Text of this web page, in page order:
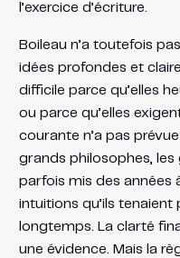
l’exercice d’écriture.
Boileau n’a toutefois
idées profondes et
difficile parce qu’elles
ou parce qu’elles
courante n’a pas
grands philosophes,
parfois mis des années
intuitions qu’ils
longtemps. La clarté
une évidence. Mais la